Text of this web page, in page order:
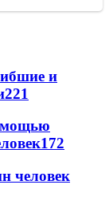
и
221
172
человек